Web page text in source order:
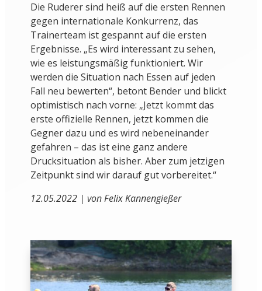
Die Ruderer sind heiß auf die ersten Rennen
gegen internationale Konkurrenz, das
Trainerteam ist gespannt auf die ersten
Ergebnisse. „Es wird interessant zu sehen,
wie es leistungsmäßig funktioniert. Wir
werden die Situation nach Essen auf jeden
Fall neu bewerten“, betont Bender und blickt
optimistisch nach vorne: „Jetzt kommt das
erste offizielle Rennen, jetzt kommen die
Gegner dazu und es wird nebeneinander
gefahren – das ist eine ganz andere
Drucksituation als bisher. Aber zum jetzigen
Zeitpunkt sind wir darauf gut vorbereitet.“
12.05.2022 | von Felix Kannengießer